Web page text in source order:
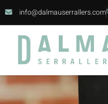
info@dalmauserrallers.com